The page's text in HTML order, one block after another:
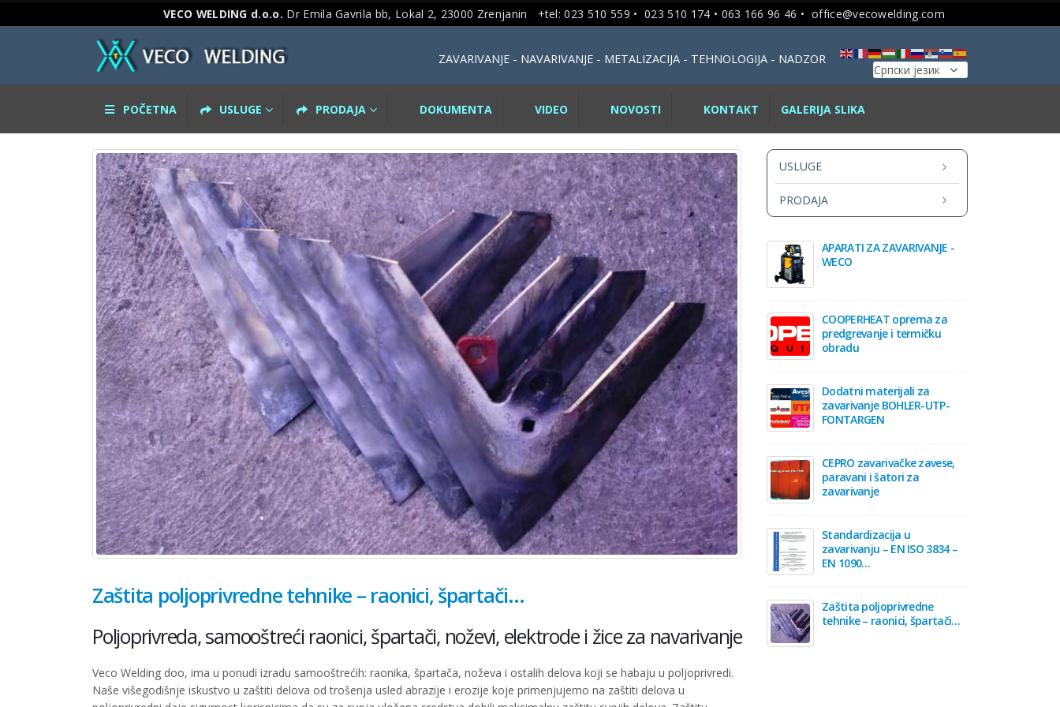
VECO WELDING d.o.o. Dr Emila Gavrila bb, Lokal 2, 23000 Zrenjanin +tel: 023 510 559 • 023 510 174 • 063 166 96 46 • office@vecowelding.com
ZAVARIVANJE - NAVARIVANJE - METALIZACIJA - TEHNOLOGIJA - NADZOR
POČETNA USLUGE PRODAJA DOKUMENTA VIDEO NOVOSTI KONTAKT GALERIJA SLIKA
Zaštita poljoprivredne tehnike – raonici, špartači…
Poljoprivreda, samooštreći raonici, špartači, noževi, elektrode i žice za navarivanje
Veco Welding doo, ima u ponudi izradu samooštrećih: raonika, špartača, noževa i ostalih delova koji se habaju u poljoprivredi.
Naše višegodišnje iskustvo u zaštiti delova od trošenja usled abrazije i erozije koje primenjujemo na zaštiti delova u
USLUGE
PRODAJA
APARATI ZA ZAVARIVANJE -
WECO
COOPERHEAT oprema za
predgrevanje i termičku
obradu
Dodatni materijali za
zavarivanje BOHLER-UTP-
FONTARGEN
CEPRO zavarivačke zavese,
paravani i šatori za
zavarivanje
Standardizacija u
zavarivanju – EN ISO 3834 –
EN 1090…
Zaštita poljoprivredne
tehnike – raonici, špartači…